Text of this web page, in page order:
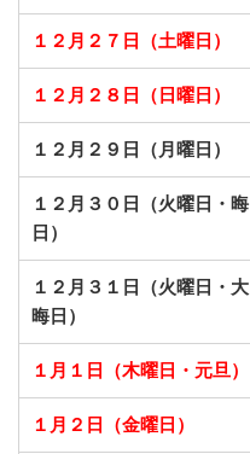
１２月２７日（土曜日）
１２月２８日（日曜日）
１２月２９日（月曜日）
１２月３０日（火曜日・晦
日）
１２月３１日（火曜日・大
晦日）
１月１日（木曜日・元旦）
１月２日（金曜日）